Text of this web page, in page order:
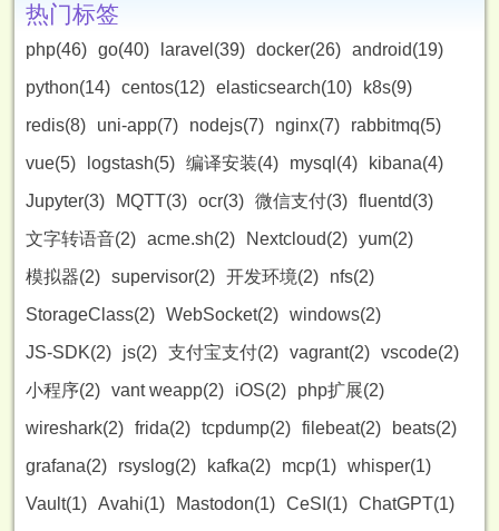
热门标签
php(46) go(40) laravel(39) docker(26) android(19)
python(14) centos(12) elasticsearch(10)
k8s(9)
redis(8)
uni-app(7) nodejs(7) nginx(7)
rabbitmq(5)
vue(5)
logstash(5) 编译安装(4) mysql(4)
kibana(4)
Jupyter(3)
MQTT(3) ocr(3) 微信支付(3) fluentd(3)
文字转语音(2) acme.sh(2) Nextcloud(2) yum(2)
模拟器(2) supervisor(2) 开发环境(2)
nfs(2)
StorageClass(2) WebSocket(2) windows(2)
JS-SDK(2)
js(2) 支付宝支付(2) vagrant(2) vscode(2)
小程序(2) vant weapp(2) iOS(2)
php扩展(2)
wireshark(2) frida(2) tcpdump(2) filebeat(2)
beats(2)
grafana(2)
rsyslog(2) kafka(2) mcp(1) whisper(1)
Vault(1) Avahi(1) Mastodon(1) CeSI(1) ChatGPT(1)